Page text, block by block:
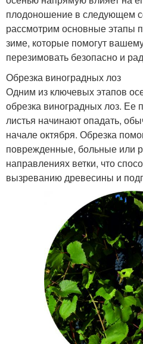
плодоношение в следующем
рассмотрим основные этапы
зиме, которые помогут
перезимовать безопасно и
Обрезка виноградных лоз
Одним из ключевых этапов
обрезка виноградных лоз. Ее
листья начинают опадать,
начале октября. Обрезка
поврежденные, больные или
направлениях ветки, что
вызреванию древесины и